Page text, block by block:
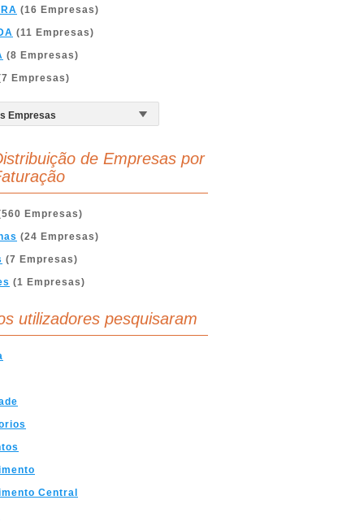
(16 Empresas)
(11 Empresas)
(8 Empresas)
Empresas)
de Empresas por
Empresas)
(24 Empresas)
(7 Empresas)
(1 Empresas)
utilizadores pesquisaram
Central